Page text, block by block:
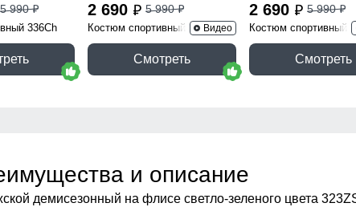
5 990p
336Ch
2 690 p 5 990p
Костюм спортивный 341ChВидео
Смотреть
2 690 p 5 990p
Костюм спортивный
Смотреть
и описание
демисезонный на флисе светло-зеленого цвета